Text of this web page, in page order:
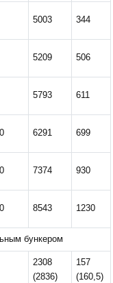
5003 344
5209 506
5793 611
6291 699
7374 930
8543 1230
бункером
2308
(2836)
157
(160,5)